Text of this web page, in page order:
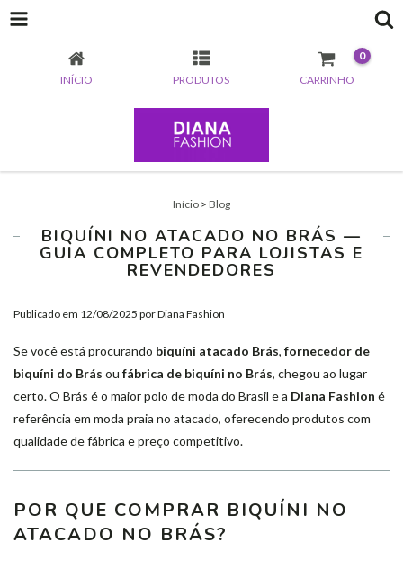
INÍCIO PRODUTOS CARRINHO
0
Início > Blog
BIQUÍNI NO ATACADO NO BRÁS —
GUIA COMPLETO PARA LOJISTAS E
REVENDEDORES
Publicado em 12/08/2025 por Diana Fashion
Se você está procurando biquíni atacado Brás, fornecedor de
biquíni do Brás ou fábrica de biquíni no Brás, chegou ao lugar
certo. O Brás é o maior polo de moda do Brasil e a Diana Fashion é
referência em moda praia no atacado, oferecendo produtos com
qualidade de fábrica e preço competitivo.
POR QUE COMPRAR BIQUÍNI NO
ATACADO NO BRÁS?